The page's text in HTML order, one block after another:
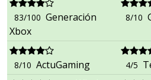
83/100 Generación
Xbox
8/10
8/10 ActuGaming 4/5